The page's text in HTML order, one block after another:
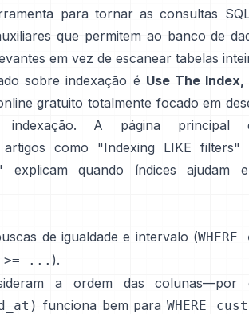
para tornar as consultas
que permitem ao banco de
em vez de escanear tabelas
sobre indexação é Use The Index,
gratuito totalmente focado em
A página principal
como
"Indexing LIKE filters"
explicam quando índices ajudam
de igualdade e intervalo (
>= ... ).
a ordem das colunas—por
funciona bem para WHERE